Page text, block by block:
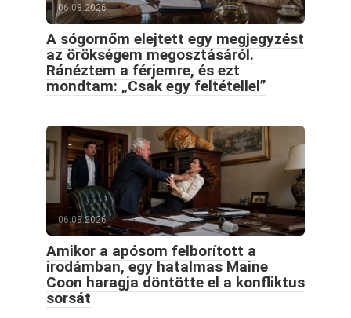
06.08.2026
A sógornőm elejtett egy megjegyzést
az örökségem megosztásáról.
Ránéztem a férjemre, és ezt
mondtam: „Csak egy feltétellel”
06.08.2026
Amikor a apósom felborított a
irodámban, egy hatalmas Maine
Coon haragja döntötte el a konfliktus
sorsát